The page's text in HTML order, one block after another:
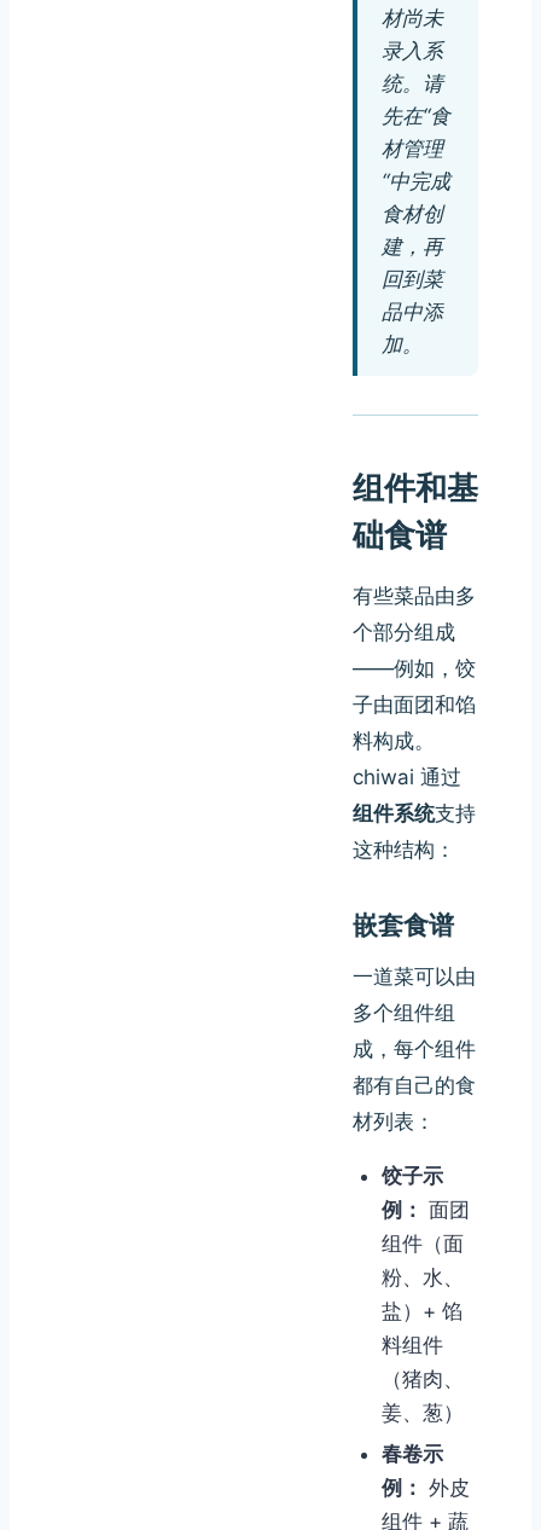
材尚未
录入系
统。请
先在“食
材管理
“中完成
食材创
建，再
回到菜
品中添
加。
组件和基
础食谱
有些菜品由多
个部分组成
——例如，饺
子由面团和馅
料构成。
chiwai 通过
组件系统支持
这种结构：
嵌套食谱
一道菜可以由
多个组件组
成，每个组件
都有自己的食
材列表：
饺子示
例： 面团
组件（面
粉、水、
盐）+ 馅
料组件
（猪肉、
姜、葱）
春卷示
例： 外皮
组件 + 蔬